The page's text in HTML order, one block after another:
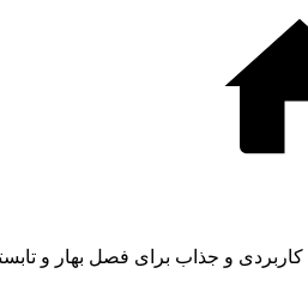
کاربردی و جذاب برای فصل بهار و